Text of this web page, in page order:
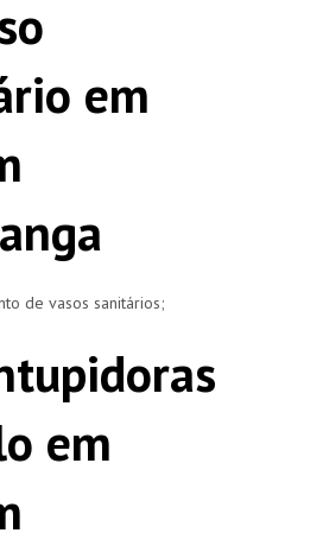
em
de vasos sanitários;
em